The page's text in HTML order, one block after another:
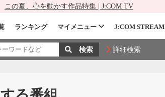
この夏、心を動かす作品特集 | J:COM TV
ランキング マイメニュー J:COM STREAM
詳細検索